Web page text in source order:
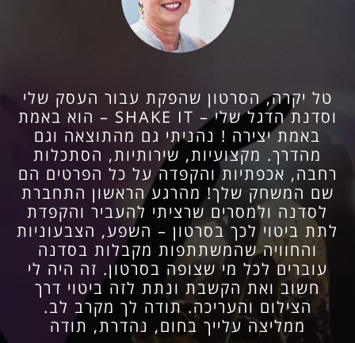
פנינו לטל בהתראה של כמה חודשים, כדי
שתערוך עבורנו סרטון לחתונה.
טל הייתה זמינה וברורה. הרגשנו שאנחנו
בידיים טובות ומקצועיות והפקדנו את עריכת
הסרטון בידיה. הסרטון היה מקסים ומרגש עד
כדי כך שבהחלטה מהירה, בהתראה של
שבוע, ביקשנו שתערוך גם סרט וידאו
לחתונה. התוצאה הייתה טובה באותה
המידה. ואחרון חביב, מעבר למקצועיות
ולסרטונים היצירתיים והחינניים, יש לטל
יכולת מוסיקלית (שאין לכל עורך) להקשיב
ולשלב קטעי מוסיקה בצורה רגישה ומדויקת.
ממליצים בחום!